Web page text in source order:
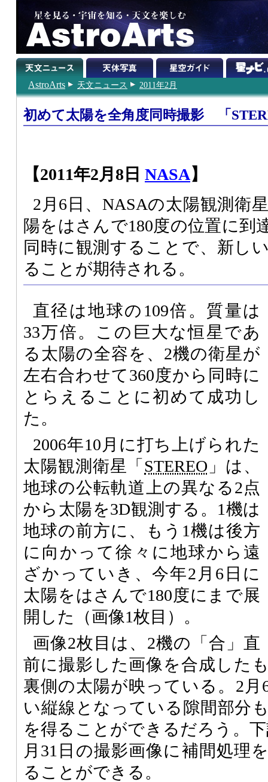
AstroArts 天文ニュース 2011年2月
初めて太陽を全角度同時撮影 「
【2011年2月8日 NASA】
2月6日、NASAの太陽観測衛
陽をはさんで180度の位置に到
同時に観測することで、新し
ることが期待される。
直径は地球の109倍。質量は
33万倍。この巨大な恒星であ
る太陽の全容を、2機の衛星が
左右合わせて360度から同時に
とらえることに初めて成功し
た。
2006年10月に打ち上げられた
太陽観測衛星「 STEREO 」は、
地球の公転軌道上の異なる2点
から太陽を3D観測する。1機は
地球の前方に、もう1機は後方
に向かって徐々に地球から遠
ざかっていき、今年2月6日に
太陽をはさんで180度にまで展
開した（画像1枚目）。
画像2枚目は、2機の「合」直
前に撮影した画像を合成した
裏側の太陽が映っている。2
い縦線となっている隙間部分
を得ることができるだろう。
月31日の撮影画像に補間処理
ることができる。